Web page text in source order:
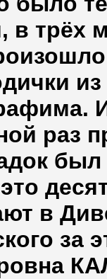
трёх
раз
был
в
за